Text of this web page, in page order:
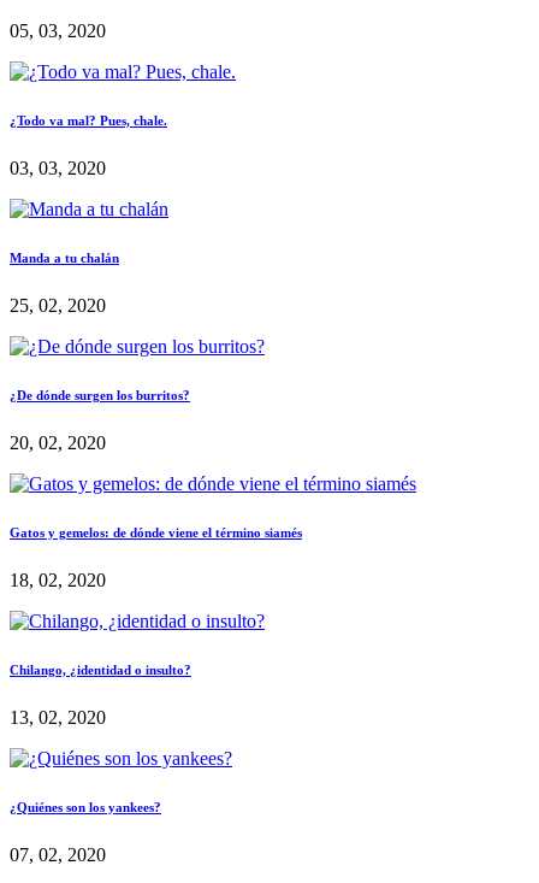
05, 03, 2020
¿Todo va mal? Pues, chale.
03, 03, 2020
Manda a tu chalán
25, 02, 2020
¿De dónde surgen los burritos?
20, 02, 2020
Gatos y gemelos: de dónde viene el término siamés
18, 02, 2020
Chilango, ¿identidad o insulto?
13, 02, 2020
¿Quiénes son los yankees?
07, 02, 2020